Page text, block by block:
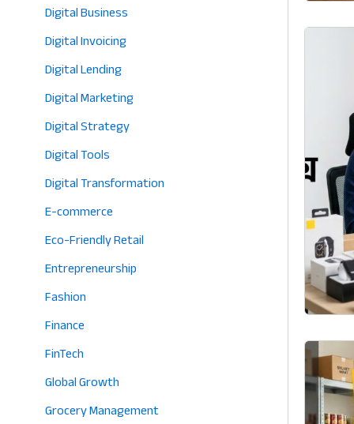
Digital Business
Digital Invoicing
Digital Lending
Digital Marketing
Digital Strategy
Digital Tools
Digital Transformation
E-commerce
Eco-Friendly Retail
Entrepreneurship
Fashion
Finance
FinTech
Global Growth
Grocery Management